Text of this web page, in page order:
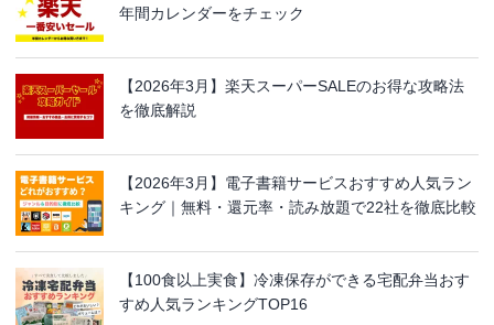
年間カレンダーをチェック
【2026年3月】楽天スーパーSALEのお得な攻略法
を徹底解説
【2026年3月】電子書籍サービスおすすめ人気ラン
キング｜無料・還元率・読み放題で22社を徹底比較
【100食以上実食】冷凍保存ができる宅配弁当おす
すめ人気ランキングTOP16